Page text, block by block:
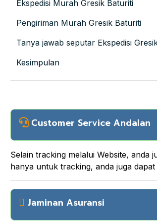
Ekspedisi Murah Gresik Baturiti
Pengiriman Murah Gresik Baturiti
Tanya jawab seputar Ekspedisi
Kesimpulan
Customer Service Andalan
Selain tracking melalui Website, anda
hanya untuk tracking, anda juga
Jaminan Asuransi